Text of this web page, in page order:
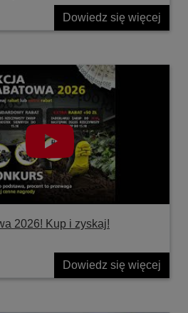
Dowiedz się więcej
2026! Kup i zyskaj!
Dowiedz się więcej